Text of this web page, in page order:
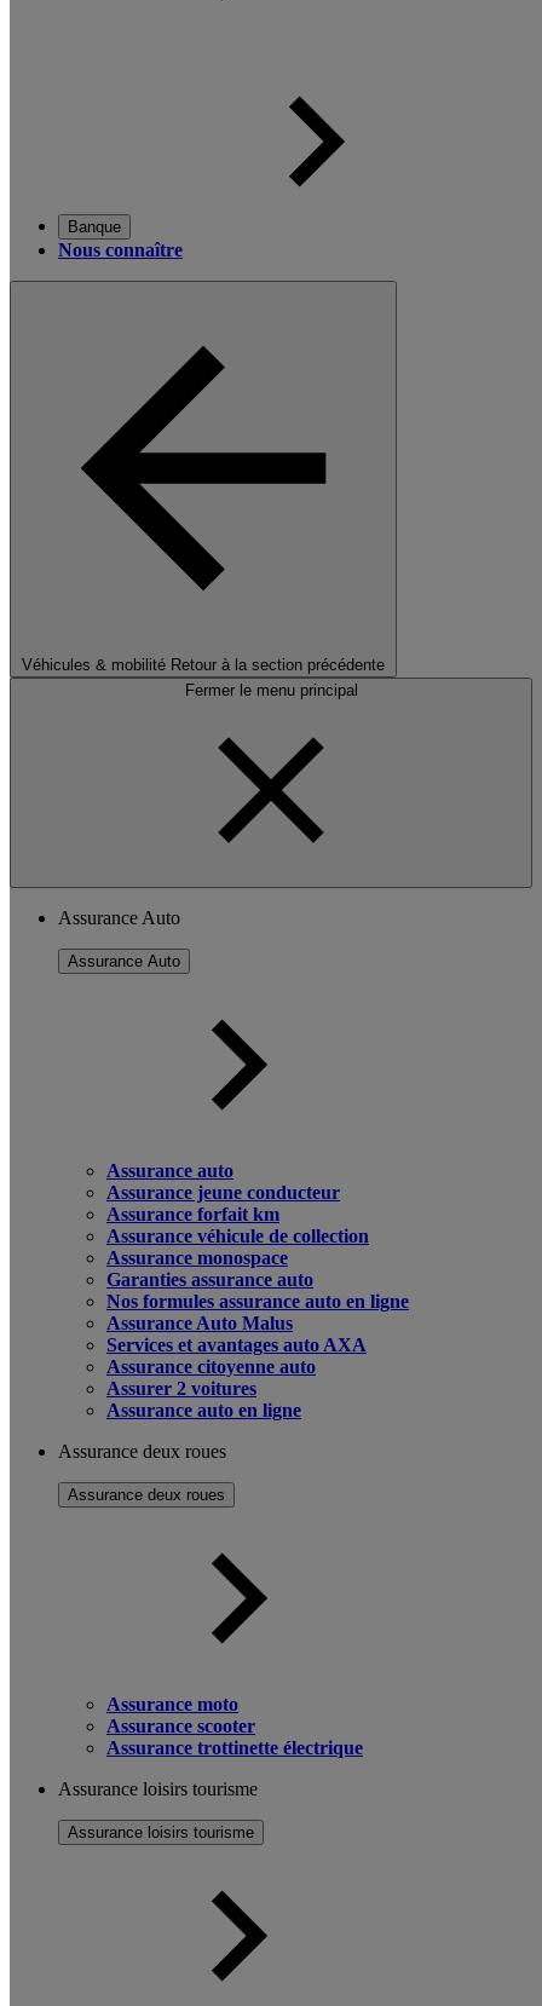
Banque
Nous connaître
Véhicules & mobilité Retour à la section précédente
Fermer le menu principal
Assurance Auto
Assurance Auto
Assurance auto
Assurance jeune conducteur
Assurance forfait km
Assurance véhicule de collection
Assurance monospace
Garanties assurance auto
Nos formules assurance auto en ligne
Assurance Auto Malus
Services et avantages auto AXA
Assurance citoyenne auto
Assurer 2 voitures
Assurance auto en ligne
Assurance deux roues
Assurance deux roues
Assurance moto
Assurance scooter
Assurance trottinette électrique
Assurance loisirs tourisme
Assurance loisirs tourisme